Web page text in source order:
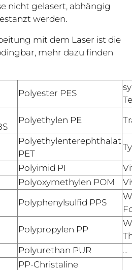
nicht gelasert, abhängig
werden.
mit dem Laser ist die
mehr dazu finden
Polyester PES
Polyethylen PE
Polyethylenterephthalat
PET
Polyimid PI
Polyoxymethylen POM
Polyphenylsulfid PPS
Polypropylen PP
Polyurethan PUR
...
PP-Christaline